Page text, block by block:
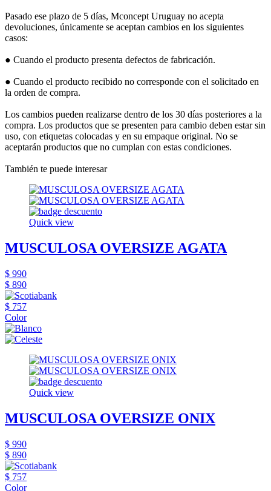
Pasado ese plazo de 5 días, Mconcept Uruguay no acepta
devoluciones, únicamente se aceptan cambios en los siguientes
casos:
● Cuando el producto presenta defectos de fabricación.
● Cuando el producto recibido no corresponde con el solicitado en
la orden de compra.
Los cambios pueden realizarse dentro de los 30 días posteriores a la
compra. Los productos que se presenten para cambio deben estar sin
uso, con etiquetas colocadas y en su empaque original. No se
aceptarán productos que no cumplan con estas condiciones.
También te puede interesar
Quick view
MUSCULOSA OVERSIZE AGATA
$ 990
$ 890
$ 757
Color
Quick view
MUSCULOSA OVERSIZE ONIX
$ 990
$ 890
$ 757
Color